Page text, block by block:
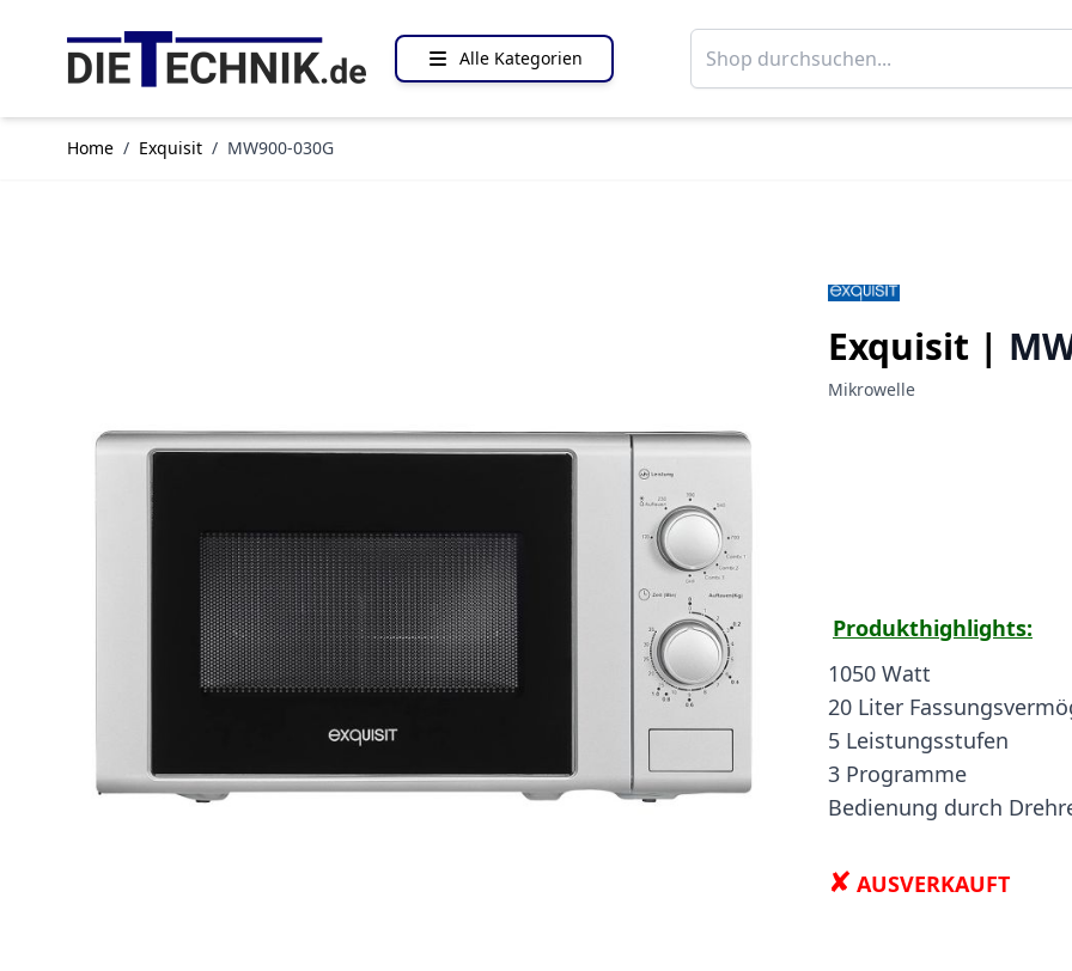
Alle Kategorien
Home / Exquisit / MW900-030G
Exquisit |
Mikrowelle
Produkthighlights:
‎1050 Watt
20 Liter
5 Leistungsstufen
3 Programme
Bedienung durch
✘ AUSVERKAUFT